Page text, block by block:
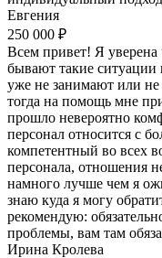
Евгения
250 000 ₽
Всем привет! Я уверена
бывают такие ситуации
уже не занимают или не
тогда на помощь мне
прошло невероятно
персонал относится с
компетентный во всех
персонала, отношения
намного лучше чем я
знаю куда я могу
рекомендую:
проблемы, вам там
Ирина Кролева